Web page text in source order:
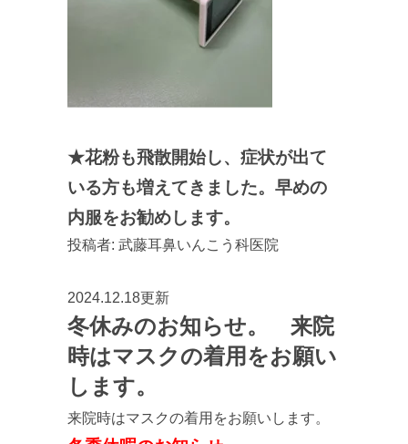
★花粉も飛散開始し、症状が出て
いる方も増えてきました。早めの
内服をお勧めします。
投稿者: 武藤耳鼻いんこう科医院
2024.12.18更新
冬休みのお知らせ。 来院
時はマスクの着用をお願い
します。
来院時はマスクの着用をお願いします。